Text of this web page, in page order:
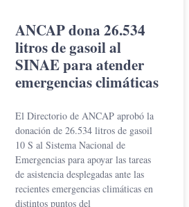
ANCAP dona 26.534
litros de gasoil al
SINAE para atender
emergencias climáticas
El Directorio de ANCAP aprobó la
donación de 26.534 litros de gasoil
10 S al Sistema Nacional de
Emergencias para apoyar las tareas
de asistencia desplegadas ante las
recientes emergencias climáticas en
distintos puntos del